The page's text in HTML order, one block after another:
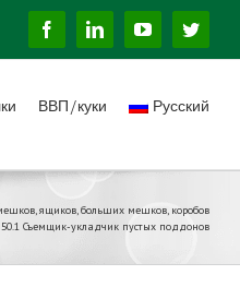
FacebookLinkedinYouTubeTwitter
ВВП/куки Русский
ящиков, больших мешков, коробов
50.1 Съемщик-укладчик пустых поддонов